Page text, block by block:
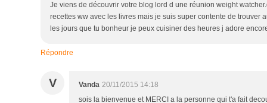
Je viens de découvrir votre blog lord d une réunion weight
recettes ww avec les livres mais je suis super contente de trouver
les jours que tu bonheur je peux cuisiner des heures j adore
Répondre
V Vanda 20/11/2015 14:18
sois la bienvenue et MERCI a la personne qui t'a fait